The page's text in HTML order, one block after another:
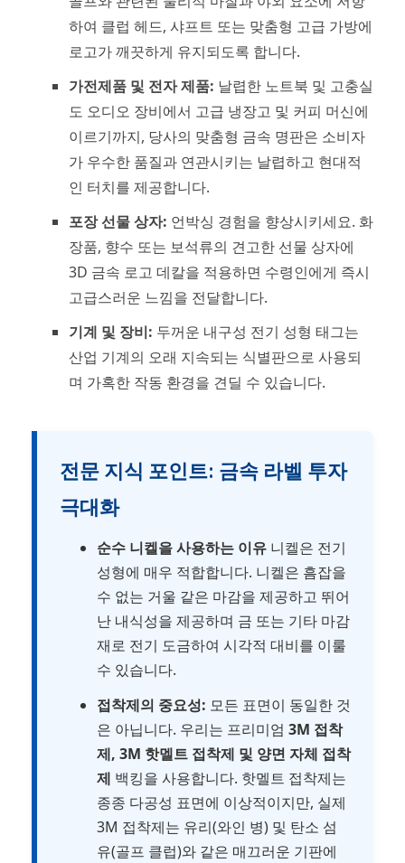
하여 클럽 헤드, 샤프트 또는 맞춤형 고급 가방에
로고가 깨끗하게 유지되도록 합니다.
가전제품 및 전자 제품: 날렵한 노트북 및 고충실
도 오디오 장비에서 고급 냉장고 및 커피 머신에
이르기까지, 당사의 맞춤형 금속 명판은 소비자
가 우수한 품질과 연관시키는 날렵하고 현대적
인 터치를 제공합니다.
포장 선물 상자: 언박싱 경험을 향상시키세요. 화
장품, 향수 또는 보석류의 견고한 선물 상자에
3D 금속 로고 데칼을 적용하면 수령인에게 즉시
고급스러운 느낌을 전달합니다.
기계 및 장비: 두꺼운 내구성 전기 성형 태그는
산업 기계의 오래 지속되는 식별판으로 사용되
며 가혹한 작동 환경을 견딜 수 있습니다.
전문 지식 포인트: 금속 라벨 투자
극대화
순수 니켈을 사용하는 이유니켈은 전기
성형에 매우 적합합니다. 니켈은 흠잡을
수 없는 거울 같은 마감을 제공하고 뛰어
난 내식성을 제공하며 금 또는 기타 마감
재로 전기 도금하여 시각적 대비를 이룰
수 있습니다.
접착제의 중요성: 모든 표면이 동일한 것
은 아닙니다. 우리는 프리미엄 3M 접착
제, 3M 핫멜트 접착제 및 양면 자체 접착
제 백킹을 사용합니다. 핫멜트 접착제는
종종 다공성 표면에 이상적이지만, 실제
3M 접착제는 유리(와인 병) 및 탄소 섬
유(골프 클럽)와 같은 매끄러운 기판에